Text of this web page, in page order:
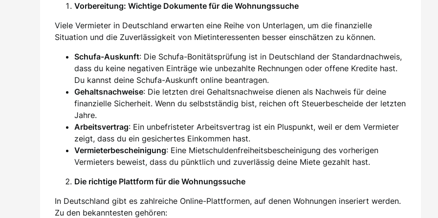
Vorbereitung: Wichtige Dokumente für die Wohnungssuche
Viele Vermieter in Deutschland erwarten eine Reihe von Unterlagen, um die finanzielle
Situation und die Zuverlässigkeit von Mietinteressenten besser einschätzen zu können.
Schufa-Auskunft: Die Schufa-Bonitätsprüfung ist in Deutschland der Standardnachweis,
dass du keine negativen Einträge wie unbezahlte Rechnungen oder offene Kredite hast.
Du kannst deine Schufa-Auskunft online beantragen.
Gehaltsnachweise: Die letzten drei Gehaltsnachweise dienen als Nachweis für deine
finanzielle Sicherheit. Wenn du selbstständig bist, reichen oft Steuerbescheide der letzten
Jahre.
Arbeitsvertrag: Ein unbefristeter Arbeitsvertrag ist ein Pluspunkt, weil er dem Vermieter
zeigt, dass du ein gesichertes Einkommen hast.
Vermieterbescheinigung: Eine Mietschuldenfreiheitsbescheinigung des vorherigen
Vermieters beweist, dass du pünktlich und zuverlässig deine Miete gezahlt hast.
Die richtige Plattform für die Wohnungssuche
In Deutschland gibt es zahlreiche Online-Plattformen, auf denen Wohnungen inseriert werden.
Zu den bekanntesten gehören: